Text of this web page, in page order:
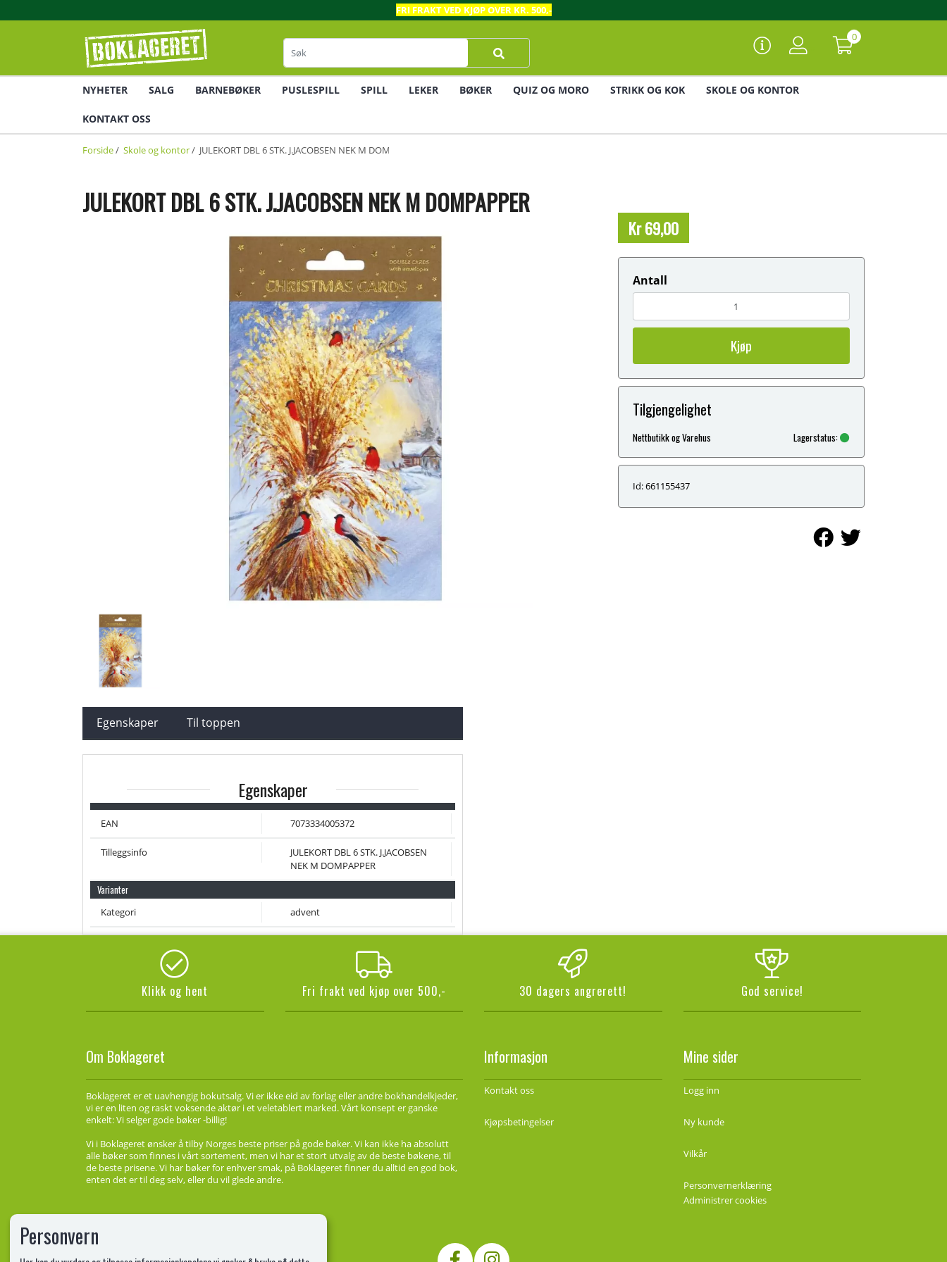
FRI FRAKT VED KJØP OVER KR. 500,-
0
NYHETER SALG BARNEBØKER PUSLESPILL SPILL LEKER BØKER QUIZ OG MORO STRIKK OG KOK SKOLE OG KONTOR
KONTAKT OSS
Forside/ Skole og kontor/ JULEKORT DBL 6 STK. J.JACOBSEN NEK M DOMPAPPER
JULEKORT DBL 6 STK. J.JACOBSEN NEK M DOMPAPPER
Kr 69,00
Antall
Kjøp
Tilgjengelighet
Nettbutikk og Varehus Lagerstatus:
Id: 661155437
Egenskaper Til toppen
Egenskaper
EAN 7073334005372
Tilleggsinfo
JULEKORT DBL 6 STK. J.JACOBSEN
NEK M DOMPAPPER
Varianter
Kategori advent
Klikk og hent Fri frakt ved kjøp over 500,- 30 dagers angrerett! God service!
Om Boklageret
Boklageret er et uavhengig bokutsalg. Vi er ikke eid av forlag eller andre bokhandelkjeder,
vi er en liten og raskt voksende aktør i et veletablert marked. Vårt konsept er ganske
enkelt: Vi selger gode bøker -billig!
Vi i Boklageret ønsker å tilby Norges beste priser på gode bøker. Vi kan ikke ha absolutt
alle bøker som finnes i vårt sortement, men vi har et stort utvalg av de beste bøkene, til
de beste prisene. Vi har bøker for enhver smak, på Boklageret finner du alltid en god bok,
enten det er til deg selv, eller du vil glede andre.
Informasjon
Kontakt oss
Kjøpsbetingelser
Mine sider
Logg inn
Ny kunde
Vilkår
Personvernerklæring
Administrer cookies
Personvern